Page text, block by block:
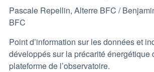
Pascale Repellin, Alterre BFC /
BFC
Point d’information sur les données et
développés sur la précarité énergétique
plateforme de l’observatoire.